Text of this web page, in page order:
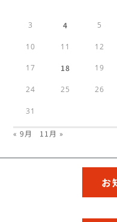
3 4 5
10 11 12
17 18 19
24 25 26
31
« 9月 11月 »
お